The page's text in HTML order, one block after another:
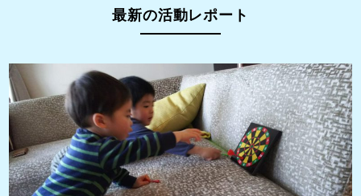
最新の活動レポート